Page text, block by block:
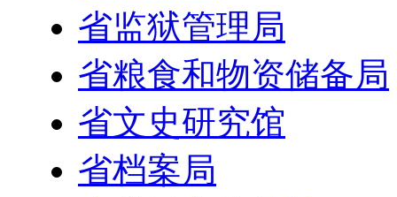
省监狱管理局
省粮食和物资储备局
省文史研究馆
省档案局